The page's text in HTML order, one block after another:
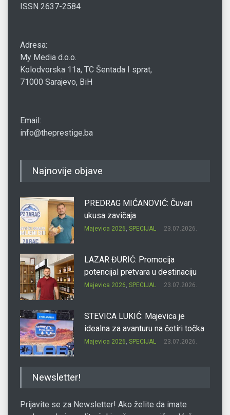
ISSN 2637-2584
Adresa:
My Media d.o.o.
Kolodvorska 11a, TC Šentada I sprat,
71000 Sarajevo, BiH
Email:
info@theprestige.ba
Najnovije objave
PREDRAG MIĆANOVIĆ: Čuvari
ukusa zavičaja
Majevica 2026, SPECIJAL 23.07.2026.
LAZAR ĐURIĆ: Promocija
potencijal pretvara u destinaciju
Majevica 2026, SPECIJAL 23.07.2026.
STEVICA LUKIĆ: Majevica je
idealna za avanturu na četiri točka
Majevica 2026, SPECIJAL 23.07.2026.
Newsletter!
Prijavite se za Newsletter! Ako želite da imate